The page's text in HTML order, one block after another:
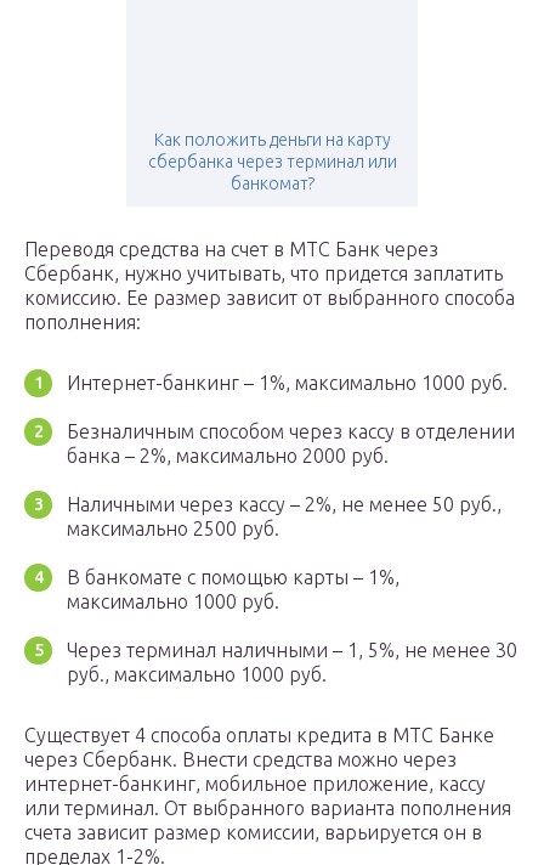
Как положить деньги на карту
сбербанка через терминал или
банкомат?
Переводя средства на счет в МТС Банк через
Сбербанк, нужно учитывать, что придется заплатить
комиссию. Ее размер зависит от выбранного способа
пополнения:
Интернет-банкинг – 1%, максимально 1000 руб.
Безналичным способом через кассу в отделении
банка – 2%, максимально 2000 руб.
Наличными через кассу – 2%, не менее 50 руб.,
максимально 2500 руб.
В банкомате с помощью карты – 1%,
максимально 1000 руб.
Через терминал наличными – 1, 5%, не менее 30
руб., максимально 1000 руб.
Существует 4 способа оплаты кредита в МТС Банке
через Сбербанк. Внести средства можно через
интернет-банкинг, мобильное приложение, кассу
или терминал. От выбранного варианта пополнения
счета зависит размер комиссии, варьируется он в
пределах 1-2%.